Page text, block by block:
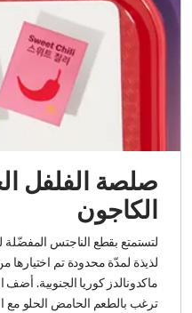
صلصة الفلفل
الكاجون
ماكدونالدز كوريا الجنوبية.
ترغب بالطعم الحامض الحلو مع